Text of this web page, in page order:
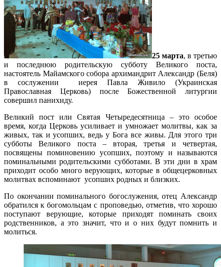
25 марта, в третью
и последнюю родительскую субботу Великого поста,
настоятель Майамского собора архимандрит Александр (Беля)
в сослужении иерея Павла Живило (Украинская
Православная Церковь) после Божественной литургии
совершил панихиду.
Великий пост или Святая Четыредесятница – это особое
время, когда Церковь усиливает и умножает молитвы, как за
живых, так и усопших, ведь у Бога все живы. Для этого три
субботы Великого поста – вторая, третья и четвертая,
посвящены поминовению усопших, поэтому и называются
поминальными родительскими субботами. В эти дни в храм
приходит особо много верующих, которые в общецерковных
молитвах вспоминают усопших родных и близких.
По окончании поминального богослужения, отец Александр
обратился к богомольцам с проповедью, отметив, что хорошо
поступают верующие, которые приходят поминать своих
родственников, а это значит, что и о них будут помнить и
молиться.